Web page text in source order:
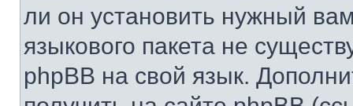
ли он установить нужный
языкового пакета не
phpBB на свой язык.